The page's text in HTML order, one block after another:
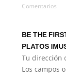
Comentarios
BE THE
PLATOS
Tu dirección
Los campos